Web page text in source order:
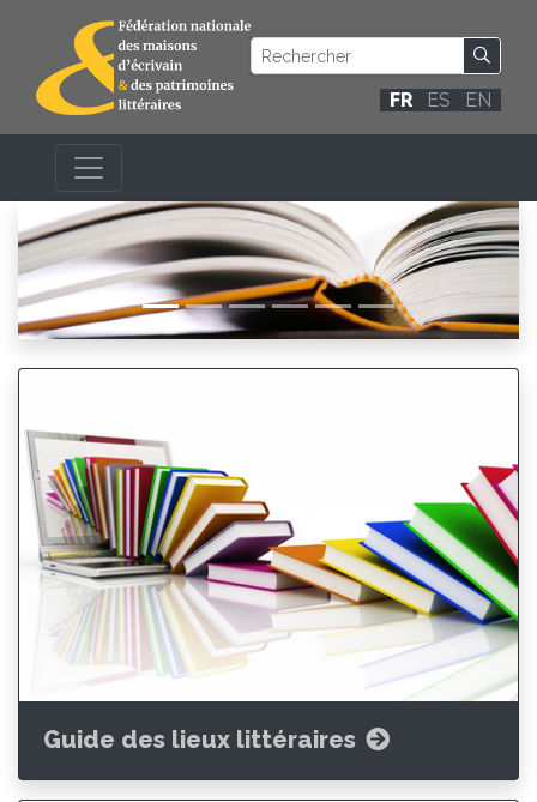
FR ES EN
Guide des lieux littéraires